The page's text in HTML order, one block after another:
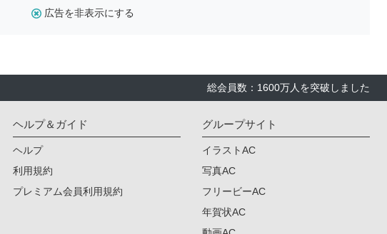
広告を非表示にする
総会員数：1600万人を突破しました
ヘルプ＆ガイド
ヘルプ
利用規約
プレミアム会員利用規約
グループサイト
イラストAC
写真AC
フリービーAC
年賀状AC